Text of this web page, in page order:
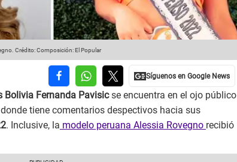
Crédito: Composición: El Popular
Bolivia Fernanda Pavisicse encuentra en el ojo público
tiene comentarios despectivos hacia sus
. Inclusive, la modelo peruana Alessia Rovegno recibió